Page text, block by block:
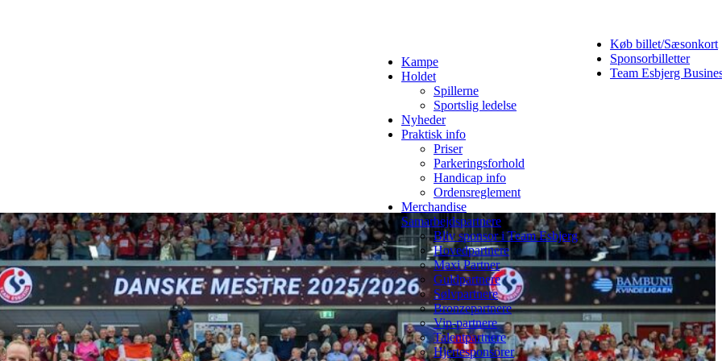
Køb billet/Sæsonkort
Sponsorbilletter
Team Esbjerg
Kampe
Holdet
Spillerne
Sportslig ledelse
Nyheder
Praktisk info
Priser
Parkeringsforhold
Handicap info
Ordensreglement
Merchandise
Samarbejdspartnere
Bliv sponsor i Team Esbjerg
Hovedpartnere
Maxi Partner
Guldpartnere
Sølvpartnere
Bronzepartnere
Vip-partnere
Talentpartnere
Hjertesponsorer